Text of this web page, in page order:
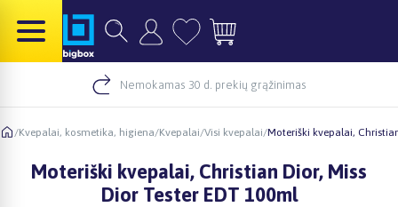
Nemokamas 30 d. prekių grąžinimas
/Kvepalai, kosmetika, higiena/Kvepalai/Visi kvepalai/Moteriški kvepalai,
Moteriški kvepalai, Christian Dior, Miss
Dior Tester EDT 100ml